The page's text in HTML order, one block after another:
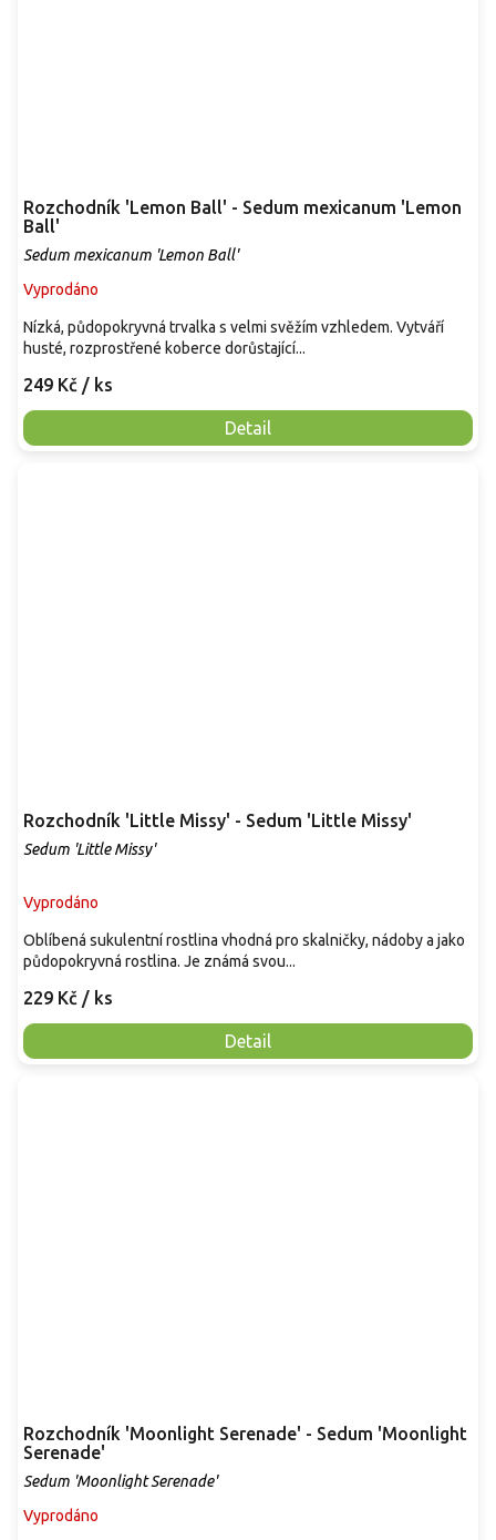
Rozchodník 'Lemon Ball' - Sedum mexicanum 'Lemon
Ball'
Sedum mexicanum 'Lemon Ball'
Vyprodáno
249 Kč / ks
Detail
Nízká, půdopokryvná trvalka s velmi svěžím vzhledem. Vytváří
husté, rozprostřené koberce dorůstající...
Rozchodník 'Little Missy' - Sedum 'Little Missy'
Sedum 'Little Missy'
Vyprodáno
229 Kč / ks
Detail
Oblíbená sukulentní rostlina vhodná pro skalničky, nádoby a jako
půdopokryvná rostlina. Je známá svou...
Rozchodník 'Moonlight Serenade' - Sedum 'Moonlight
Serenade'
Sedum 'Moonlight Serenade'
Vyprodáno